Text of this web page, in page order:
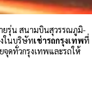
ยรุ่น สนามบินสุวรรณภูมิ-
ในบริษัทเช่ารถกรุงเทพที่
จุดทั่วกรุงเทพและรถให้